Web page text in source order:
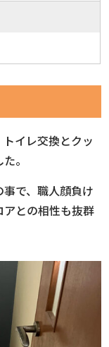
イレ交換とクッ
。
で、職人顔負け
との相性も抜群